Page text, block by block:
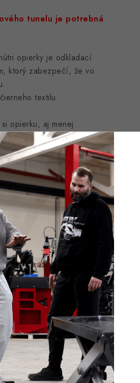
tunelu je potrebná
opierky je odkladací
ktorý zabezpečí, že vo
textilu.
opierku, aj menej
vozidla. Má
typu auta. Tento adaptér
výrobcom v časti
vnútra o tunel prichytí.
a na miesto sa nasadí
stabilná aj po rokoch
úplne nahrádza
výroby opierka vo
reklamácie vieme tovar
tovaru